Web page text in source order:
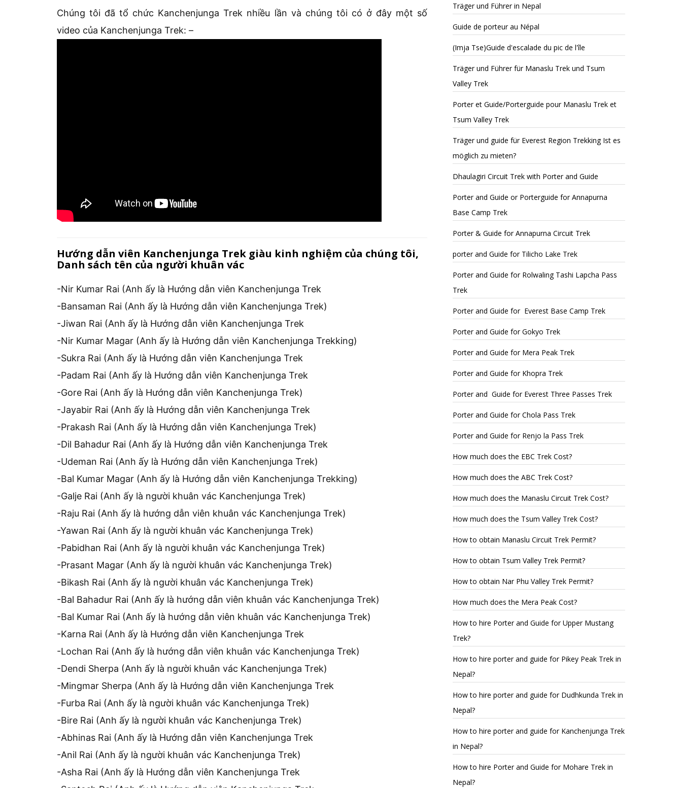
Chúng tôi đã tổ chức Kanchenjunga Trek nhiều lần và chúng tôi có ở đây một số
video của Kanchenjunga Trek: –
Hướng dẫn viên Kanchenjunga Trek giàu kinh nghiệm của chúng tôi,
Danh sách tên của người khuân vác
-Nir Kumar Rai (Anh ấy là Hướng dẫn viên Kanchenjunga Trek
-Bansaman Rai (Anh ấy là Hướng dẫn viên Kanchenjunga Trek)
-Jiwan Rai (Anh ấy là Hướng dẫn viên Kanchenjunga Trek
-Nir Kumar Magar (Anh ấy là Hướng dẫn viên Kanchenjunga Trekking)
-Sukra Rai (Anh ấy là Hướng dẫn viên Kanchenjunga Trek
-Padam Rai (Anh ấy là Hướng dẫn viên Kanchenjunga Trek
-Gore Rai (Anh ấy là Hướng dẫn viên Kanchenjunga Trek)
-Jayabir Rai (Anh ấy là Hướng dẫn viên Kanchenjunga Trek
-Prakash Rai (Anh ấy là Hướng dẫn viên Kanchenjunga Trek)
-Dil Bahadur Rai (Anh ấy là Hướng dẫn viên Kanchenjunga Trek
-Udeman Rai (Anh ấy là Hướng dẫn viên Kanchenjunga Trek)
-Bal Kumar Magar (Anh ấy là Hướng dẫn viên Kanchenjunga Trekking)
-Galje Rai (Anh ấy là người khuân vác Kanchenjunga Trek)
-Raju Rai (Anh ấy là hướng dẫn viên khuân vác Kanchenjunga Trek)
-Yawan Rai (Anh ấy là người khuân vác Kanchenjunga Trek)
-Pabidhan Rai (Anh ấy là người khuân vác Kanchenjunga Trek)
-Prasant Magar (Anh ấy là người khuân vác Kanchenjunga Trek)
-Bikash Rai (Anh ấy là người khuân vác Kanchenjunga Trek)
-Bal Bahadur Rai (Anh ấy là hướng dẫn viên khuân vác Kanchenjunga Trek)
-Bal Kumar Rai (Anh ấy là hướng dẫn viên khuân vác Kanchenjunga Trek)
-Karna Rai (Anh ấy là Hướng dẫn viên Kanchenjunga Trek
-Lochan Rai (Anh ấy là hướng dẫn viên khuân vác Kanchenjunga Trek)
-Dendi Sherpa (Anh ấy là người khuân vác Kanchenjunga Trek)
-Mingmar Sherpa (Anh ấy là Hướng dẫn viên Kanchenjunga Trek
-Furba Rai (Anh ấy là người khuân vác Kanchenjunga Trek)
-Bire Rai (Anh ấy là người khuân vác Kanchenjunga Trek)
-Abhinas Rai (Anh ấy là Hướng dẫn viên Kanchenjunga Trek
-Anil Rai (Anh ấy là người khuân vác Kanchenjunga Trek)
-Asha Rai (Anh ấy là Hướng dẫn viên Kanchenjunga Trek
Träger und Führer in Nepal
Guide de porteur au Népal
(Imja Tse)Guide d'escalade du pic de l'île
Träger und Führer für Manaslu Trek und Tsum
Valley Trek
Porter et Guide/Porterguide pour Manaslu Trek et
Tsum Valley Trek
Träger und guide für Everest Region Trekking Ist es
möglich zu mieten?
Dhaulagiri Circuit Trek with Porter and Guide
Porter and Guide or Porterguide for Annapurna
Base Camp Trek
Porter & Guide for Annapurna Circuit Trek
porter and Guide for Tilicho Lake Trek
Porter and Guide for Rolwaling Tashi Lapcha Pass
Trek
Porter and Guide for Everest Base Camp Trek
Porter and Guide for Gokyo Trek
Porter and Guide for Mera Peak Trek
Porter and Guide for Khopra Trek
Porter and Guide for Everest Three Passes Trek
Porter and Guide for Chola Pass Trek
Porter and Guide for Renjo la Pass Trek
How much does the EBC Trek Cost?
How much does the ABC Trek Cost?
How much does the Manaslu Circuit Trek Cost?
How much does the Tsum Valley Trek Cost?
How to obtain Manaslu Circuit Trek Permit?
How to obtain Tsum Valley Trek Permit?
How to obtain Nar Phu Valley Trek Permit?
How much does the Mera Peak Cost?
How to hire Porter and Guide for Upper Mustang
Trek?
How to hire porter and guide for Pikey Peak Trek in
Nepal?
How to hire porter and guide for Dudhkunda Trek in
Nepal?
How to hire porter and guide for Kanchenjunga Trek
in Nepal?
How to hire Porter and Guide for Mohare Trek in
Nepal?